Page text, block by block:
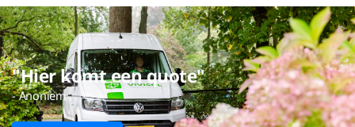
"Hier komt een quote"
- Anoniem